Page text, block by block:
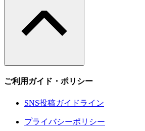
ご利用ガイド・ポリシー
SNS投稿ガイドライン
プライバシーポリシー